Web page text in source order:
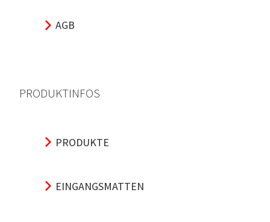
AGB
PRODUKTINFOS
PRODUKTE
EINGANGSMATTEN